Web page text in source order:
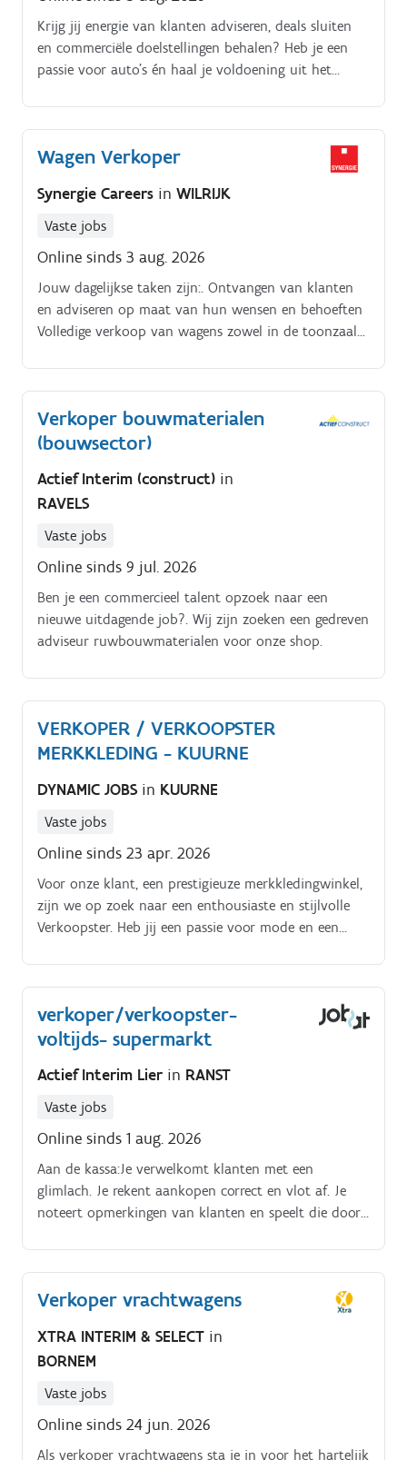
Krijg jij energie van klanten adviseren, deals sluiten
en commerciële doelstellingen behalen? Heb je een
passie voor auto's én haal je voldoening uit het
Wagen Verkoper
Synergie Careers in WILRIJK
Vaste jobs
Online sinds 3 aug. 2026
Jouw dagelijkse taken zijn:. Ontvangen van klanten
en adviseren op maat van hun wensen en behoeften
Volledige verkoop van wagens zowel in de toonzaal
van potentiële klanten Instaan voor een verzorgde
toonzaal en correcte verkoopadministratie
Ondersteunen van de naverkoop en receptie waar
nodig in het filiaal Samenwerken met collega’s met
Verkoper bouwmaterialen
(bouwsector)
Actief Interim (construct) in
RAVELS
Vaste jobs
Online sinds 9 jul. 2026
Ben je een commercieel talent opzoek naar een
nieuwe uitdagende job?. Wij zijn zoeken een gedreven
adviseur ruwbouwmaterialen voor onze shop.
VERKOPER / VERKOOPSTER
MERKKLEDING - KUURNE
DYNAMIC JOBS in KUURNE
Vaste jobs
Online sinds 23 apr. 2026
Voor onze klant, een prestigieuze merkkledingwinkel,
zijn we op zoek naar een enthousiaste en stijlvolle
Verkoopster. Heb jij een passie voor mode en een
verkoper/verkoopster-
voltijds- supermarkt
Actief Interim Lier in RANST
Vaste jobs
Online sinds 1 aug. 2026
Aan de kassa:Je verwelkomt klanten met een
glimlach. Je rekent aankopen correct en vlot af. Je
noteert opmerkingen van klanten en speelt die door
Verkoper vrachtwagens
XTRA INTERIM & SELECT in
BORNEM
Vaste jobs
Online sinds 24 jun. 2026
Als verkoper vrachtwagens sta je in voor het hartelijk